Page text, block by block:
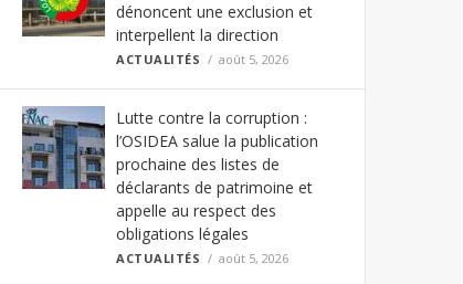
dénoncent une exclusion et
interpellent la direction
ACTUALITÉS août 5, 2026
Lutte contre la corruption :
l’OSIDEA salue la publication
prochaine des listes de
déclarants de patrimoine et
appelle au respect des
obligations légales
ACTUALITÉS août 5, 2026